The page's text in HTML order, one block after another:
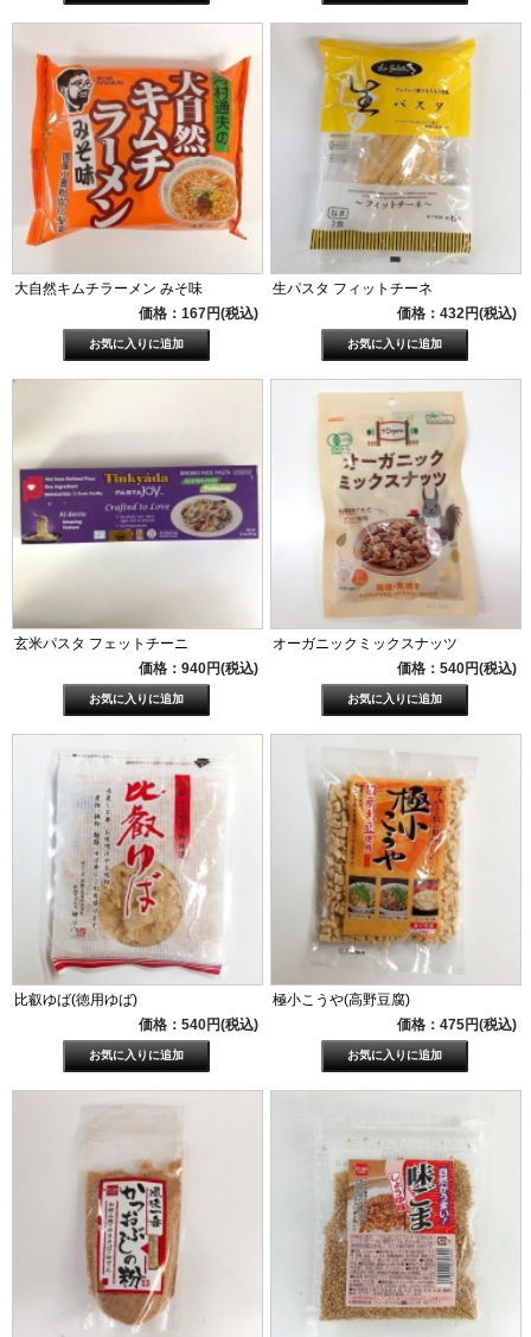
大自然キムチラーメン みそ味
価格：167円(税込)
生パスタ フィットチーネ
価格：432円(税込)
玄米パスタ フェットチーニ
価格：940円(税込)
オーガニックミックスナッツ
価格：540円(税込)
比叡ゆば(徳用ゆば)
価格：540円(税込)
極小こうや(高野豆腐)
価格：475円(税込)